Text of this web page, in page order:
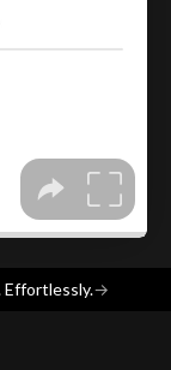
Effortlessly.→